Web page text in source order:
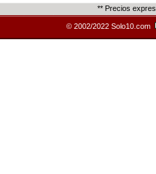
** Precios
© 2002/2022 Solo10.com